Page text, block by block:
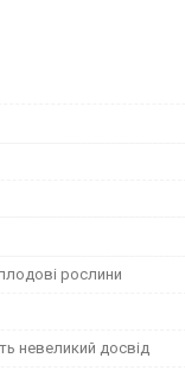
рослини
невеликий досвід